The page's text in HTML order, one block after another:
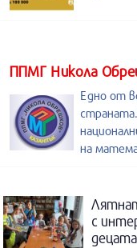
ППМГ Никола
Едно от
на
с
децата